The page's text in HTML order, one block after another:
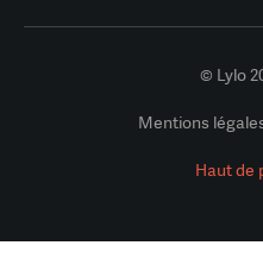
© Lylo
Mentions
Haut de